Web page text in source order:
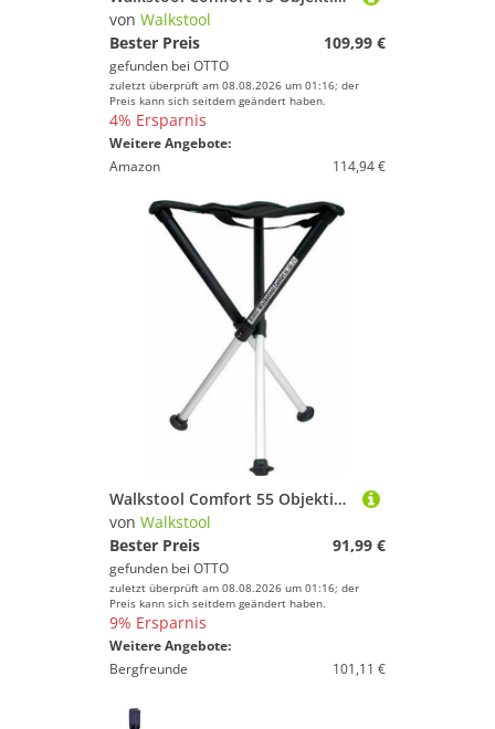
von Walkstool
Bester Preis
109,99 €
gefunden bei OTTO
zuletzt überprüft am 08.08.2026 um 01:16; der
Preis kann sich seitdem geändert haben.
4% Ersparnis
Weitere Angebote:
Amazon
114,94 €
Walkstool Comfort 55 Objektivzubehör
von Walkstool
Bester Preis
91,99 €
gefunden bei OTTO
zuletzt überprüft am 08.08.2026 um 01:16; der
Preis kann sich seitdem geändert haben.
9% Ersparnis
Weitere Angebote:
Bergfreunde
101,11 €